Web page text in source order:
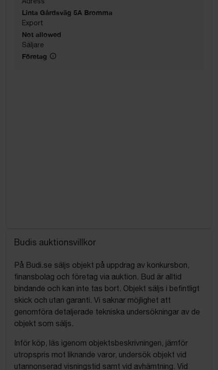
Linta Gårdsväg 5A Bromma
Export
Not allowed
Säljare
Företag
Budis auktionsvillkor
På Budi.se säljs objekt på uppdrag av konkursbon,
finansbolag och företag via auktion. Bud är alltid
bindande och kan inte tas bort. Objekt säljs i befintligt
skick och utan garanti. Vi saknar möjlighet att
genomföra detaljerade tekniska undersökningar av de
objekt som säljs.
Inför köp, läs igenom objektsbeskrivningen, jämför
utropspris mot liknande varor, undersök objekt vid
utannonserad visningstid samt vid avhämtning. Vid